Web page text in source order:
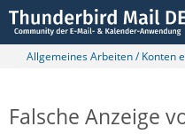
Allgemeines Arbeiten / Konten
Falsche Anzeige